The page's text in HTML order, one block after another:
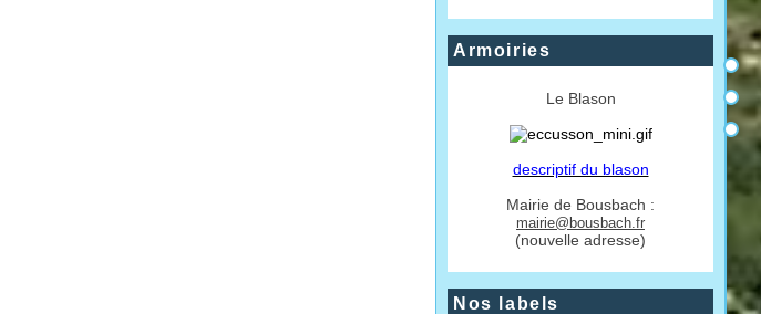
Armoiries
Le Blason
descriptif du blason
Mairie de Bousbach :
mairie@bousbach.fr
(nouvelle adresse)
Nos labels